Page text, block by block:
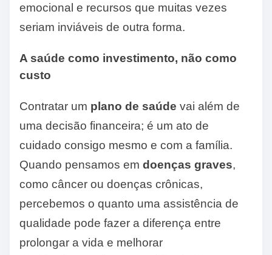
emocional e recursos que muitas vezes
seriam inviáveis de outra forma.
A saúde como investimento, não como
custo
Contratar um plano de saúde vai além de
uma decisão financeira; é um ato de
cuidado consigo mesmo e com a família.
Quando pensamos em doenças graves,
como câncer ou doenças crônicas,
percebemos o quanto uma assistência de
qualidade pode fazer a diferença entre
prolongar a vida e melhorar